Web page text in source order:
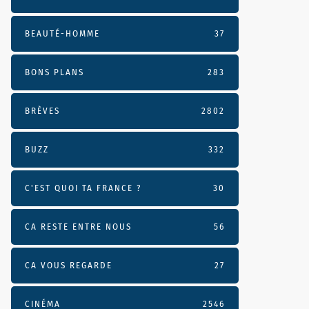
BEAUTÉ-HOMME 37
BONS PLANS 283
BRÈVES 2802
BUZZ 332
C'EST QUOI TA FRANCE ? 30
CA RESTE ENTRE NOUS 56
CA VOUS REGARDE 27
CINÉMA 2546